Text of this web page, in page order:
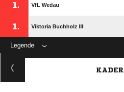
1. VfL Wedau
1. Viktoria Buchholz III
Legende
KADER